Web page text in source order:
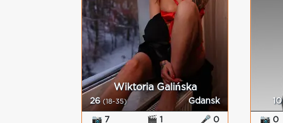
Wiktoria Galińska
26(18-35) Gdansk
📷 7 🎬 1 🎤 0
10
📷 0